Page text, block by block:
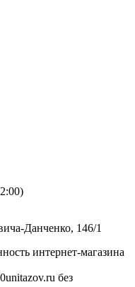
Данченко, 146/1
интернет-магазина
без